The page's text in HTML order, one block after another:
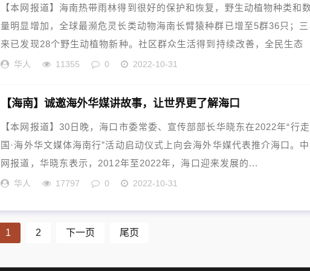
【本网报道】海南热带雨林得到很好的保护和恢复，野生动植物种类和
量明显增加，全球最濒危灵长类动物海南长臂猿种群已增至5群36只；
来已发现28个野生动植物新种。社区群众生活得到持续改善，全民生态
保...华人 11355 0 2022-10-31
【海南】诚邀海外华媒讲故事，让世界更了解海口
【本网报道】30日晚，海口市委常委、宣传部部长华晓东在2022年“行
国·海外华文媒体海南行”活动启动仪式上向会海外华媒代表推介海口。
网报道，华晓东表示，2012年至2022年，海口迎来发展的...
华人 17797 0 2022-10-31
1 2 下一页 尾页